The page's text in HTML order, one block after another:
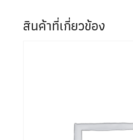
สินค้าที่เกี่ยวข้อง